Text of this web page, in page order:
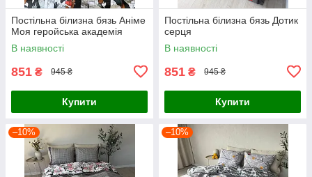
Постільна білизна бязь Аніме
Моя геройська академія
В наявності
851 ₴ 945 ₴
Купити
Постільна білизна бязь Дотик
серця
В наявності
851 ₴ 945 ₴
Купити
–10% –10%